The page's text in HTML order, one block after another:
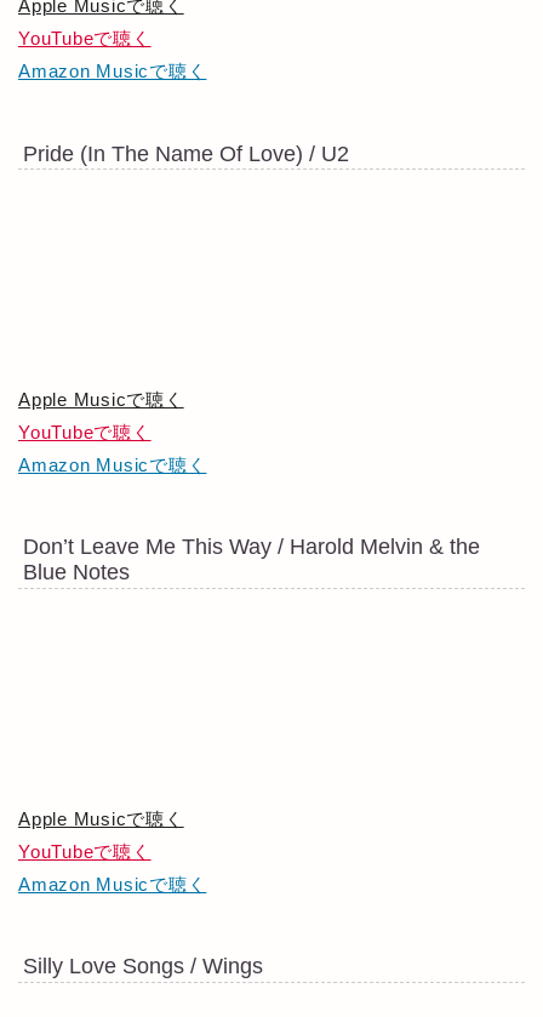
Apple Musicで聴く
YouTubeで聴く
Amazon Musicで聴く
Pride (In The Name Of Love) / U2
Apple Musicで聴く
YouTubeで聴く
Amazon Musicで聴く
Don’t Leave Me This Way / Harold Melvin & the
Blue Notes
Apple Musicで聴く
YouTubeで聴く
Amazon Musicで聴く
Silly Love Songs / Wings